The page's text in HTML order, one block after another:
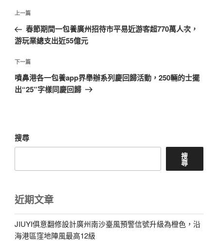
文
導
覽
上
一
篇
章
上一篇
春節期間一包養廣州招待市平易近游客超770萬人次，
游玩業總支出近55億元
下
一
篇
下一篇
噴鼻港各一包養app界舉辦系列慶回歸活動，250輛的士擺
出“25”字樣同慶回歸
搜尋
搜
尋
近期文章
JIUYI俱意翻修設計廣州南沙臺風預警信號升級為橙色，沿
海港區窪地陣風最高12級